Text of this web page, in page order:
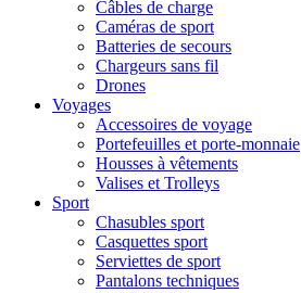
Câbles de charge
Caméras de sport
Batteries de secours
Chargeurs sans fil
Drones
Voyages
Accessoires de voyage
Portefeuilles et porte-monnaie
Housses à vêtements
Valises et Trolleys
Sport
Chasubles sport
Casquettes sport
Serviettes de sport
Pantalons techniques